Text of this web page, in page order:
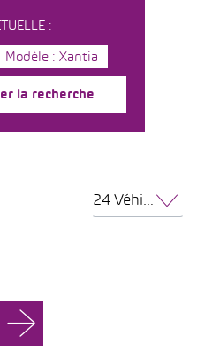
:
Modèle : Xantia
la recherche
24 Véhicules par page